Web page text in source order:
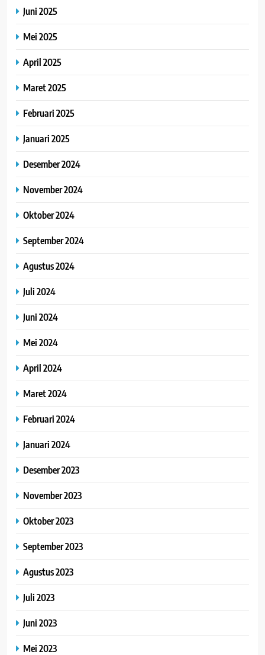
Juni 2025
Mei 2025
April 2025
Maret 2025
Februari 2025
Januari 2025
Desember 2024
November 2024
Oktober 2024
September 2024
Agustus 2024
Juli 2024
Juni 2024
Mei 2024
April 2024
Maret 2024
Februari 2024
Januari 2024
Desember 2023
November 2023
Oktober 2023
September 2023
Agustus 2023
Juli 2023
Juni 2023
Mei 2023